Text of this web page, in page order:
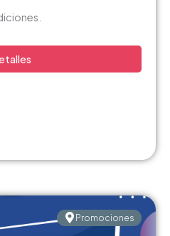
Promociones